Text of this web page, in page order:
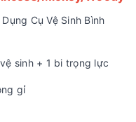
Cụ Vệ Sinh Bình
sinh + 1 bi trọng lực
gỉ